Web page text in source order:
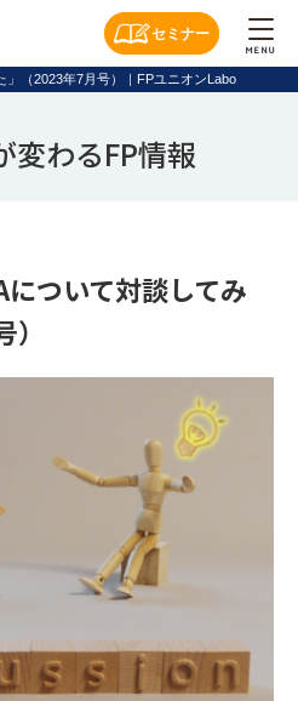
セミナー
MENU
」（2023年7月号）｜FPユニオンLabo
変わるFP情報
について対談してみ